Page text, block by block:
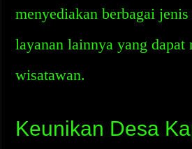
menyediakan berbagai
layanan lainnya yang dapat
wisatawan.
Keunikan Desa